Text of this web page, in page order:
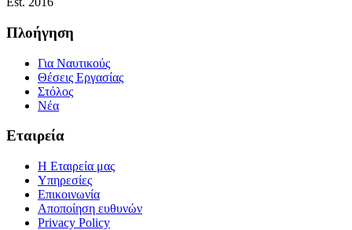
Πλοήγηση
Για Ναυτικούς
Θέσεις Εργασίας
Στόλος
Νέα
Εταιρεία
Η Εταιρεία μας
Υπηρεσίες
Επικοινωνία
Αποποίηση ευθυνών
Privacy Policy